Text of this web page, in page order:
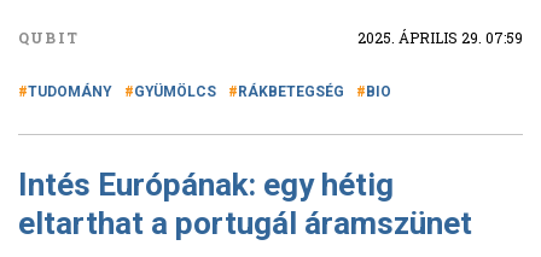
QUBIT 2025. ÁPRILIS 29. 07:59
TUDOMÁNY GYÜMÖLCS RÁKBETEGSÉG BIO
Intés Európának: egy hétig
eltarthat a portugál áramszünet